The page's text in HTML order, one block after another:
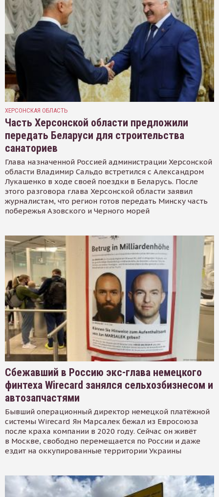
ХЕРСОНСКАЯ ОБЛАСТЬ
Часть Херсонской области предложили
передать Беларуси для строительства
санаториев
Глава назначенной Россией администрации Херсонской
области Владимир Сальдо встретился с Александром
Лукашенко в ходе своей поездки в Беларусь. После
этого разговора глава Херсонской области заявил
журналистам, что регион готов передать Минску часть
побережья Азовского и Черного морей
Сбежавший в Россию экс-глава немецкого
финтеха Wirecard занялся сельхозбизнесом и
автозапчастями
Бывший операционный директор немецкой платёжной
системы Wirecard Ян Марсалек бежал из Евросоюза
после краха компании в 2020 году. Сейчас он живёт
в Москве, свободно перемещается по России и даже
ездит на оккупированные территории Украины